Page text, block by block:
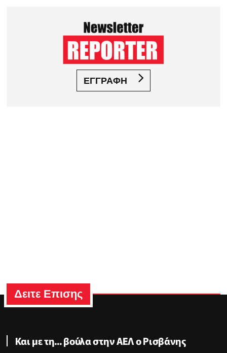
ΕΓΓΡΑΦΗ
Δειτε Επισης
Και με τη... βούλα στην ΑΕΛ ο Ρισβάνης